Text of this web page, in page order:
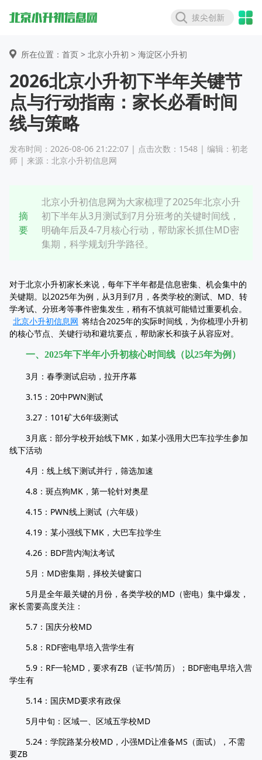
拔尖创新
所在位置：首页 > 北京小升初 > 海淀区小升初
2026北京小升初下半年关键节
点与行动指南：家长必看时间
线与策略
发布时间：2026-08-06 21:22:07 | 点击次数：1548 | 编辑：初老
师 | 来源：北京小升初信息网
摘
要
北京小升初信息网为大家梳理了2025年北京小升
初下半年从3月测试到7月分班考的关键时间线，
明确年后及4-7月核心行动，帮助家长抓住MD密
集期，科学规划升学路径。
对于北京小升初家长来说，每年下半年都是信息密集、机会集中的
关键期。以2025年为例，从3月到7月，各类学校的测试、MD、转
学考试、分班考等事件密集发生，稍有不慎就可能错过重要机会。
北京小升初信息网 将结合2025年的实际时间线，为你梳理小升初
的核心节点、关键行动和避坑要点，帮助家长和孩子从容应对。
一、2025年下半年小升初核心时间线（以25年为例）
3月：春季测试启动，拉开序幕
3.15：20中PWN测试
3.27：101矿大6年级测试
3月底：部分学校开始线下MK，如某小强用大巴车拉学生参加
线下活动
4月：线上线下测试并行，筛选加速
4.8：斑点狗MK，第一轮针对奥星
4.15：PWN线上测试（六年级）
4.19：某小强线下MK，大巴车拉学生
4.26：BDF营内淘汰考试
5月：MD密集期，择校关键窗口
5月是全年最关键的月份，各类学校的MD（密电）集中爆发，
家长需要高度关注：
5.7：国庆分校MD
5.8：RDF密电早培入营学生有
5.9：RF一轮MD，要求有ZB（证书/简历）；BDF密电早培入营
学生有
5.14：国庆MD要求有政保
5月中旬：区域一、区域五学校MD
5.24：学院路某分校MD，小强MD让准备MS（面试），不需
要ZB